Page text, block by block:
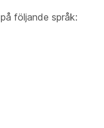
följande språk: